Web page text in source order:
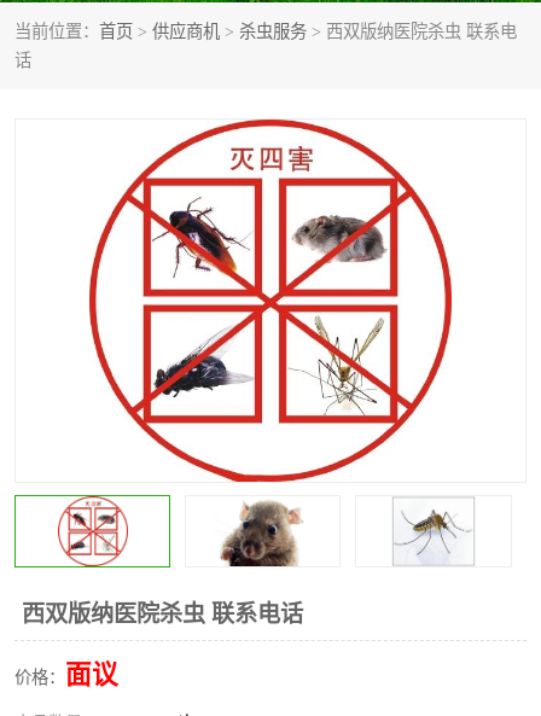
当前位置： 首页 > 供应商机 > 杀虫服务 > 西双版纳医院杀虫 联系电
话
西双版纳医院杀虫 联系电话
价格： 面议
昆明灭老鼠 昆明灭蟑螂
昆明白蚁防治
昆明灭红火蚁公司 昆明驱蛇公司
昆明除虫除蚁